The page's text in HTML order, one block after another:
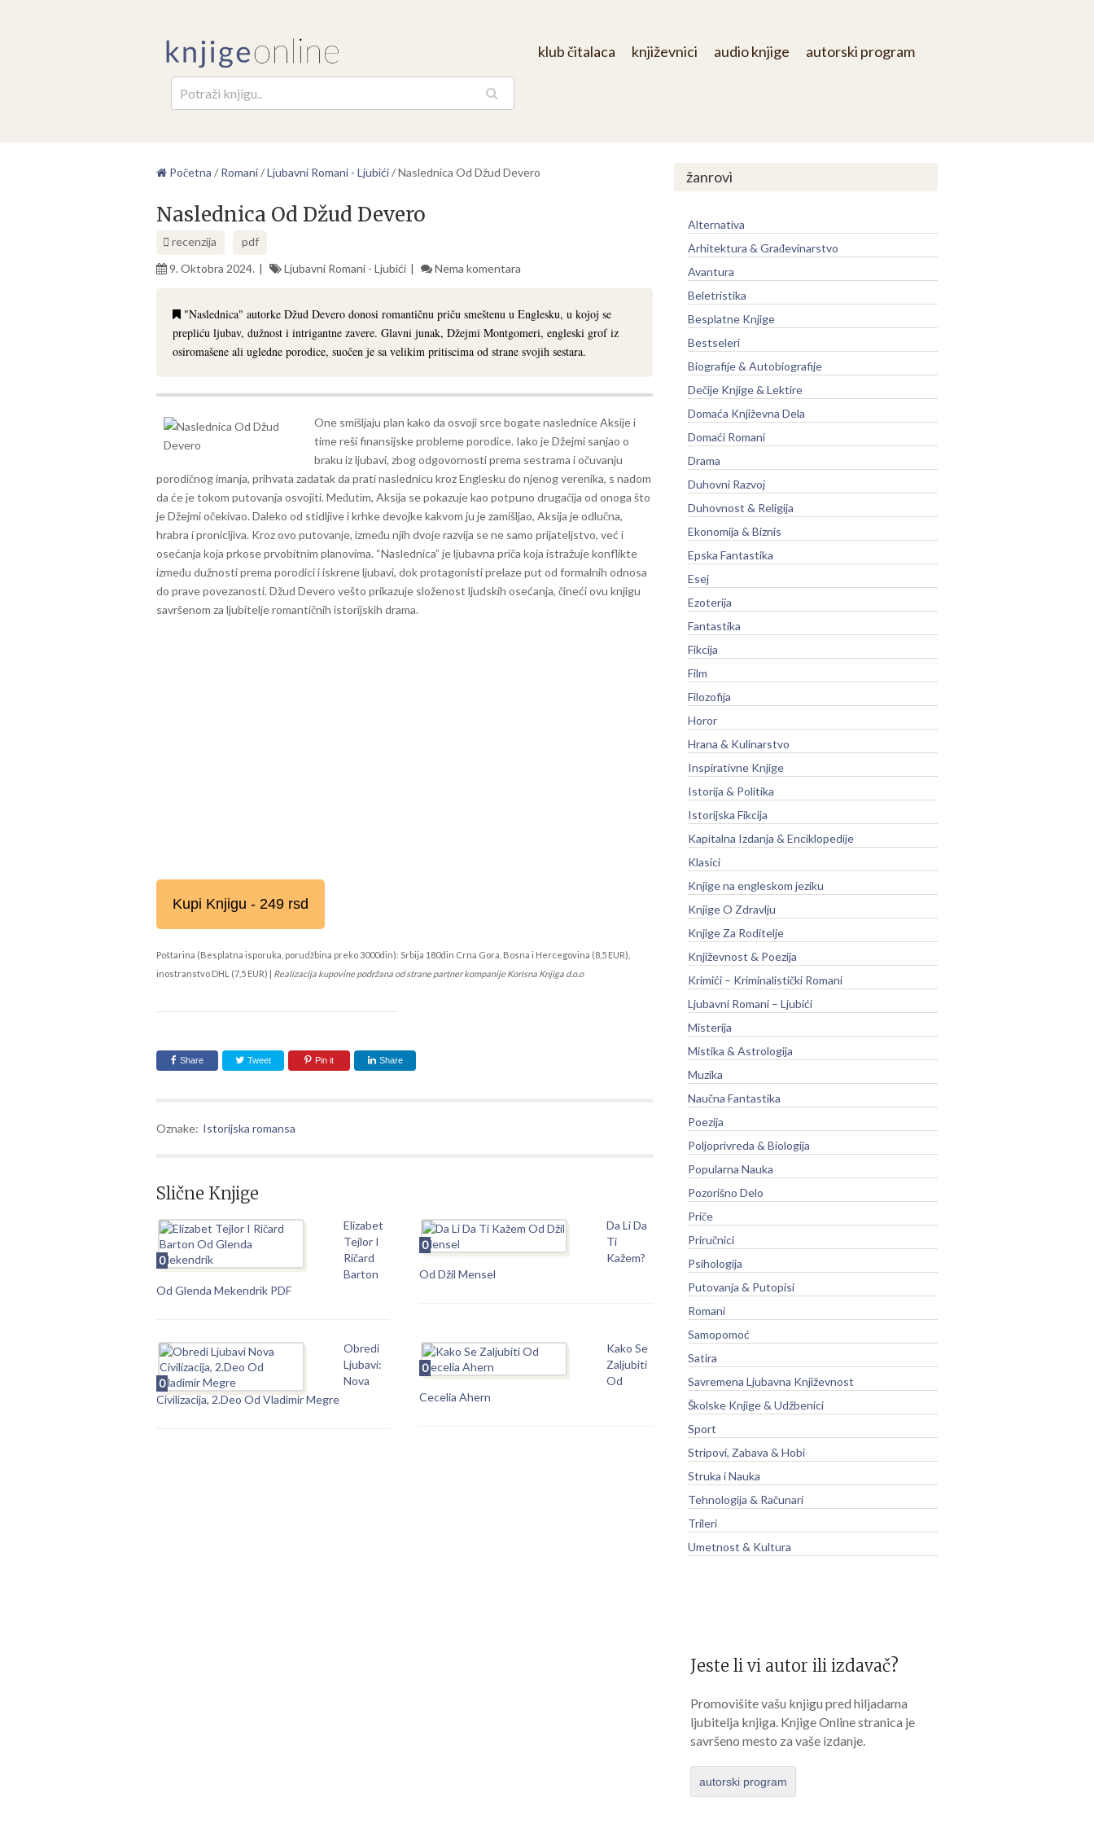
klub čitalaca književnici audio knjige autorski program
Početna / Romani/Ljubavni Romani - Ljubići/Naslednica Od Džud Devero
Naslednica Od Džud Devero
recenzija
pdf
9. Oktobra 2024.
Ljubavni Romani - Ljubići Nema komentara
"Naslednica" autorke Džud Devero donosi romantičnu priču smeštenu u Englesku, u kojoj se
prepliću ljubav, dužnost i intrigantne zavere. Glavni junak, Džejmi Montgomeri, engleski grof iz
osiromašene ali ugledne porodice, suočen je sa velikim pritiscima od strane svojih sestara.
One smišljaju plan kako da osvoji srce bogate naslednice Aksije i
time reši finansijske probleme porodice. Iako je Džejmi sanjao o
braku iz ljubavi, zbog odgovornosti prema sestrama i očuvanju
porodičnog imanja, prihvata zadatak da prati naslednicu kroz Englesku do njenog verenika, s nadom
da će je tokom putovanja osvojiti. Međutim, Aksija se pokazuje kao potpuno drugačija od onoga što
je Džejmi očekivao. Daleko od stidljive i krhke devojke kakvom ju je zamišljao, Aksija je odlučna,
hrabra i pronicljiva. Kroz ovo putovanje, između njih dvoje razvija se ne samo prijateljstvo, već i
osećanja koja prkose prvobitnim planovima. “Naslednica” je ljubavna priča koja istražuje konflikte
između dužnosti prema porodici i iskrene ljubavi, dok protagonisti prelaze put od formalnih odnosa
do prave povezanosti. Džud Devero vešto prikazuje složenost ljudskih osećanja, čineći ovu knjigu
savršenom za ljubitelje romantičnih istorijskih drama.
Kupi Knjigu - 249 rsd
Poštarina (Besplatna isporuka, porudžbina preko 3000din): Srbija 180din Crna Gora, Bosna i Hercegovina (8,5 EUR),
inostranstvo DHL (7,5 EUR) | Realizacija kupovine podržana od strane partner kompanije Korisna Knjiga d.o.o
Share Tweet Pin it Share
Oznake: Istorijska romansa
Slične Knjige
0
Elizabet
Tejlor I
Ričard
Barton
Od Glenda Mekendrik PDF
0
Da Li Da
Ti
Kažem?
Od Džil Mensel
0
Obredi
Ljubavi:
Nova
Civilizacija, 2.Deo Od Vladimir Megre
0
Kako Se
Zaljubiti
Od
Cecelia Ahern
žanrovi
Alternativa
Arhitektura & Građevinarstvo
Avantura
Beletristika
Besplatne Knjige
Bestseleri
Biografije & Autobiografije
Dečije Knjige & Lektire
Domaća Književna Dela
Domaći Romani
Drama
Duhovni Razvoj
Duhovnost & Religija
Ekonomija & Biznis
Epska Fantastika
Esej
Ezoterija
Fantastika
Fikcija
Film
Filozofija
Horor
Hrana & Kulinarstvo
Inspirativne Knjige
Istorija & Politika
Istorijska Fikcija
Kapitalna Izdanja & Enciklopedije
Klasici
Knjige na engleskom jeziku
Knjige O Zdravlju
Knjige Za Roditelje
Književnost & Poezija
Krimići – Kriminalistički Romani
Ljubavni Romani – Ljubići
Misterija
Mistika & Astrologija
Muzika
Naučna Fantastika
Poezija
Poljoprivreda & Biologija
Popularna Nauka
Pozorišno Delo
Priče
Priručnici
Psihologija
Putovanja & Putopisi
Romani
Samopomoć
Satira
Savremena Ljubavna Književnost
Školske Knjige & Udžbenici
Sport
Stripovi, Zabava & Hobi
Struka i Nauka
Tehnologija & Računari
Trileri
Umetnost & Kultura
Jeste li vi autor ili izdavač?
Promovišite vašu knjigu pred hiljadama
ljubitelja knjiga. Knjige Online stranica je
savršeno mesto za vaše izdanje.
autorski program